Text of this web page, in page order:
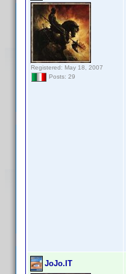
Registered: May 18, 2007
Posts: 29
JoJo.IT